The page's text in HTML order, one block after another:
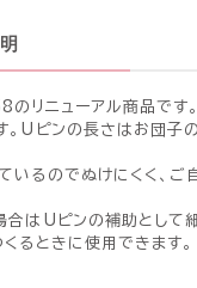
ニューアル商品です。
Uピンの長さはお団子
るのでぬけにくく、ご
はUピンの補助として
るときに使用できます。